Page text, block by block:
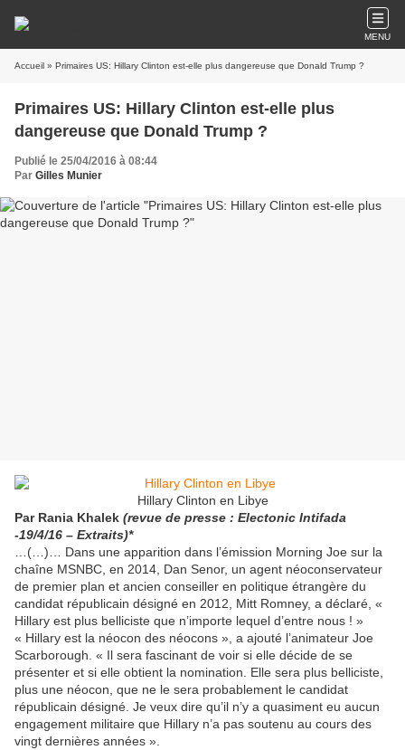
MENU
Accueil » Primaires US: Hillary Clinton est-elle plus dangereuse que Donald Trump ?
Primaires US: Hillary Clinton est-elle plus
dangereuse que Donald Trump ?
Publié le 25/04/2016 à 08:44
Par Gilles Munier
Hillary Clinton en Libye
Par Rania Khalek (revue de presse : Electonic Intifada
-19/4/16 – Extraits)*
…(…)… Dans une apparition dans l’émission Morning Joe sur la
chaîne MSNBC, en 2014, Dan Senor, un agent néoconservateur
de premier plan et ancien conseiller en politique étrangère du
candidat républicain désigné en 2012, Mitt Romney, a déclaré, «
Hillary est plus belliciste que n’importe lequel d’entre nous ! »
« Hillary est la néocon des néocons », a ajouté l’animateur Joe
Scarborough. « Il sera fascinant de voir si elle décide de se
présenter et si elle obtient la nomination. Elle sera plus belliciste,
plus une néocon, que ne le sera probablement le candidat
républicain désigné. Je veux dire qu’il n’y a quasiment eu aucun
engagement militaire que Hillary n’a pas soutenu au cours des
vingt dernières années ».